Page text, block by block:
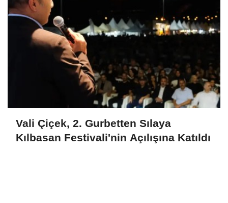
Vali Çiçek, 2. Gurbetten Sılaya
Kılbasan Festivali'nin Açılışına Katıldı